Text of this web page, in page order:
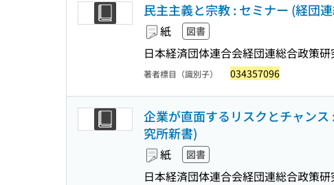
民主主義と宗教 : セミナー (経団
紙 図書
日本経済団体連合会経団連総合政策
著者標目（識別子） 034357096
企業が直面するリスクとチャン
究所新書)
紙 図書
日本経済団体連合会経団連総合政策